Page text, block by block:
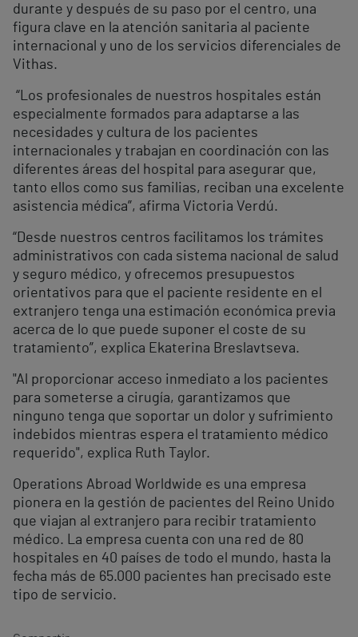
durante y después de su paso por el centro, una
figura clave en la atención sanitaria al paciente
internacional y uno de los servicios diferenciales de
Vithas.
“Los profesionales de nuestros hospitales están
especialmente formados para adaptarse a las
necesidades y cultura de los pacientes
internacionales y trabajan en coordinación con las
diferentes áreas del hospital para asegurar que,
tanto ellos como sus familias, reciban una excelente
asistencia médica”, afirma Victoria Verdú.
“Desde nuestros centros facilitamos los trámites
administrativos con cada sistema nacional de salud
y seguro médico, y ofrecemos presupuestos
orientativos para que el paciente residente en el
extranjero tenga una estimación económica previa
acerca de lo que puede suponer el coste de su
tratamiento”, explica Ekaterina Breslavtseva.
"Al proporcionar acceso inmediato a los pacientes
para someterse a cirugía, garantizamos que
ninguno tenga que soportar un dolor y sufrimiento
indebidos mientras espera el tratamiento médico
requerido", explica Ruth Taylor.
Operations Abroad Worldwide es una empresa
pionera en la gestión de pacientes del Reino Unido
que viajan al extranjero para recibir tratamiento
médico. La empresa cuenta con una red de 80
hospitales en 40 países de todo el mundo, hasta la
fecha más de 65.000 pacientes han precisado este
tipo de servicio.